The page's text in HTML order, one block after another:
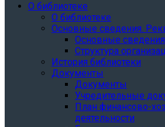
О библиотеке
О библиотеке
Основные сведения.
Основные
Структура
История библиотеки
Документы
Документы
Учредительные
План финансово-
деятельности